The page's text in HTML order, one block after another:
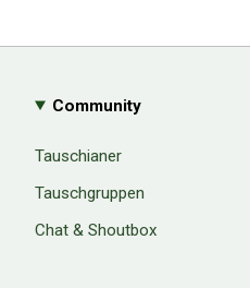
Community
Tauschianer
Tauschgruppen
Chat & Shoutbox